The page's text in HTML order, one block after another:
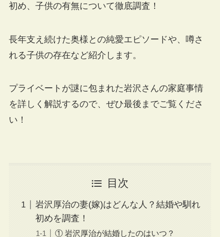
初め、子供の有無について徹底調査！
長年支え続けた奥様との純愛エピソードや、噂さ
れる子供の存在など紹介します。
プライベートが謎に包まれた岩沢さんの家庭事情
を詳しく解説するので、ぜひ最後までご覧くださ
い！
目次
岩沢厚治の妻(嫁)はどんな人？結婚や馴れ
初めを調査！
① 岩沢厚治が結婚したのはいつ？